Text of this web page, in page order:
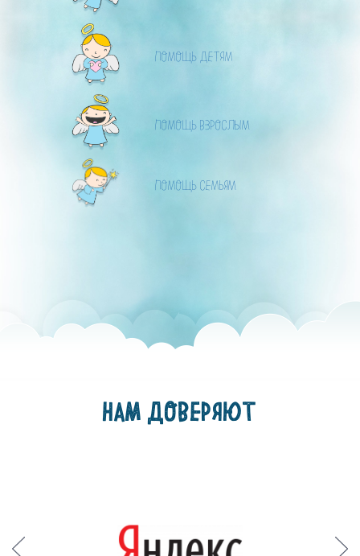
ПОМОЩЬ ДЕТЯМ
ПОМОЩЬ ВЗРОСЛЫМ
ПОМОЩЬ СЕМЬЯМ
НАМ ДОВЕРЯЮТ
Prev Next